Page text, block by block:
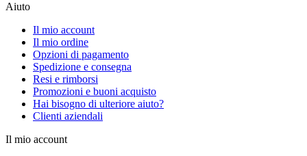
Aiuto
Il mio account
Il mio ordine
Opzioni di pagamento
Spedizione e consegna
Resi e rimborsi
Promozioni e buoni acquisto
Hai bisogno di ulteriore aiuto?
Clienti aziendali
Il mio account